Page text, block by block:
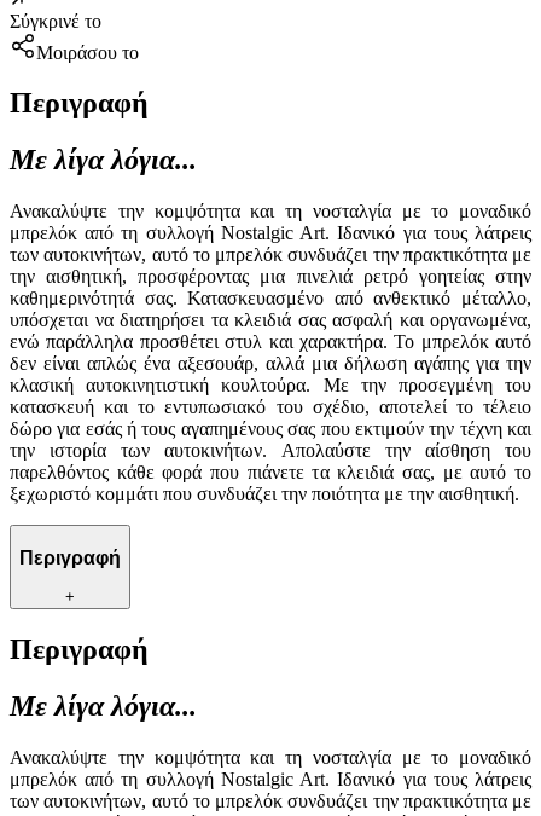
Σύγκρινέ το
Μοιράσου το
Περιγραφή
Με λίγα λόγια...
Ανακαλύψτε την κομψότητα και τη νοσταλγία με το μοναδικό
μπρελόκ από τη συλλογή Nostalgic Art. Ιδανικό για τους λάτρεις
των αυτοκινήτων, αυτό το μπρελόκ συνδυάζει την πρακτικότητα με
την αισθητική, προσφέροντας μια πινελιά ρετρό γοητείας στην
καθημερινότητά σας. Κατασκευασμένο από ανθεκτικό μέταλλο,
υπόσχεται να διατηρήσει τα κλειδιά σας ασφαλή και οργανωμένα,
ενώ παράλληλα προσθέτει στυλ και χαρακτήρα. Το μπρελόκ αυτό
δεν είναι απλώς ένα αξεσουάρ, αλλά μια δήλωση αγάπης για την
κλασική αυτοκινητιστική κουλτούρα. Με την προσεγμένη του
κατασκευή και το εντυπωσιακό του σχέδιο, αποτελεί το τέλειο
δώρο για εσάς ή τους αγαπημένους σας που εκτιμούν την τέχνη και
την ιστορία των αυτοκινήτων. Απολαύστε την αίσθηση του
παρελθόντος κάθε φορά που πιάνετε τα κλειδιά σας, με αυτό το
ξεχωριστό κομμάτι που συνδυάζει την ποιότητα με την αισθητική.
Περιγραφή
+
Περιγραφή
Με λίγα λόγια...
Ανακαλύψτε την κομψότητα και τη νοσταλγία με το μοναδικό
μπρελόκ από τη συλλογή Nostalgic Art. Ιδανικό για τους λάτρεις
των αυτοκινήτων, αυτό το μπρελόκ συνδυάζει την πρακτικότητα με